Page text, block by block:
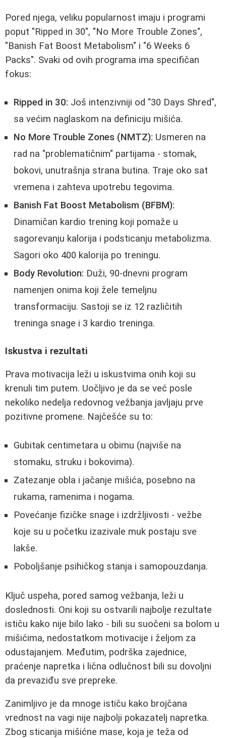
Pored njega, veliku popularnost imaju i programi
poput "Ripped in 30", "No More Trouble Zones",
"Banish Fat Boost Metabolism" i "6 Weeks 6
Packs". Svaki od ovih programa ima specifičan
fokus:
Ripped in 30: Još intenzivniji od "30 Days Shred",
sa većim naglaskom na definiciju mišića.
No More Trouble Zones (NMTZ): Usmeren na
rad na "problematičnim" partijama - stomak,
bokovi, unutrašnja strana butina. Traje oko sat
vremena i zahteva upotrebu tegovima.
Banish Fat Boost Metabolism (BFBM):
Dinamičan kardio trening koji pomaže u
sagorevanju kalorija i podsticanju metabolizma.
Sagori oko 400 kalorija po treningu.
Body Revolution: Duži, 90-dnevni program
namenjen onima koji žele temeljnu
transformaciju. Sastoji se iz 12 različitih
treninga snage i 3 kardio treninga.
Iskustva i rezultati
Prava motivacija leži u iskustvima onih koji su
krenuli tim putem. Uočljivo je da se već posle
nekoliko nedelja redovnog vežbanja javljaju prve
pozitivne promene. Najčešće su to:
Gubitak centimetara u obimu (najviše na
stomaku, struku i bokovima).
Zatezanje obla i jačanje mišića, posebno na
rukama, ramenima i nogama.
Povećanje fizičke snage i izdržljivosti - vežbe
koje su u početku izazivale muk postaju sve
lakše.
Poboljšanje psihičkog stanja i samopouzdanja.
Ključ uspeha, pored samog vežbanja, leži u
doslednosti. Oni koji su ostvarili najbolje rezultate
ističu kako nije bilo lako - bili su suočeni sa bolom u
mišićima, nedostatkom motivacije i željom za
odustajanjem. Međutim, podrška zajednice,
praćenje napretka i lična odlučnost bili su dovoljni
da prevaziđu sve prepreke.
Zanimljivo je da mnoge ističu kako brojčana
vrednost na vagi nije najbolji pokazatelj napretka.
Zbog sticanja mišićne mase, koja je teža od